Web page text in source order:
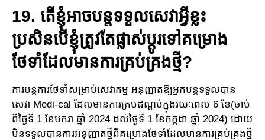
19. តើខ្ញុំអាចបន្តទទួលសេវាអ្វីខ្លះ
ប្រសិនបើខ្ញុំត្រូវតែផ្លាស់ប្តូរទៅ​គម្រោង​​
ថែទាំដែលមានការគ្រប់គ្រងថ្មី?
ការបន្តការថែទាំសម្រាប់សេវាកម្ម អនុញ្ញាតឱ្យអ្នកបន្តទទួលបាន​
សេវា Medi-cal ដែលមានការ​គ្រប​ដណ្តប់​ក្នុងរយៈពេល 6 ខែ(ចាប់​
ពី​ថ្ងៃទី 1 ខែមករា ឆ្នាំ 2024 ដល់ថ្ងៃទី 1 ខែកក្កដា ឆ្នាំ 2024) ដោយ​
មិន​​ទទួលបានការអនុញ្ញាតថ្មីពី​គម្រោង​ថែទាំដែល​មាន​ការ​គ្រប់គ្រងថ្មី